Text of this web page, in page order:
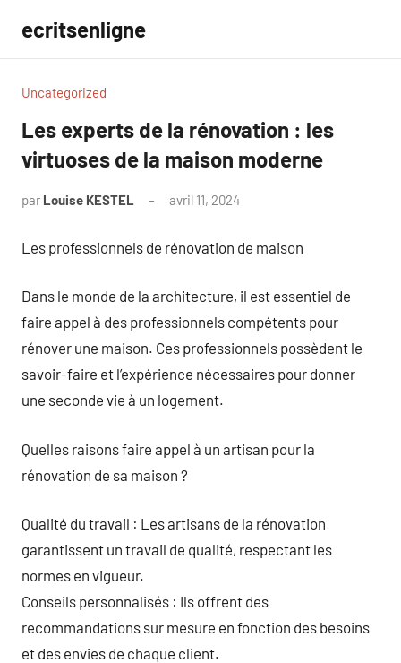
contenu
ecritsenligne
Uncategorized
Les experts de la rénovation : les
virtuoses de la maison moderne
par Louise KESTEL avril 11, 2024
Les professionnels de rénovation de maison
Dans le monde de la architecture, il est essentiel de
faire appel à des professionnels compétents pour
rénover une maison. Ces professionnels possèdent le
savoir-faire et l’expérience nécessaires pour donner
une seconde vie à un logement.
Quelles raisons faire appel à un artisan pour la
rénovation de sa maison ?
Qualité du travail : Les artisans de la rénovation
garantissent un travail de qualité, respectant les
normes en vigueur.
Conseils personnalisés : Ils offrent des
recommandations sur mesure en fonction des besoins
et des envies de chaque client.